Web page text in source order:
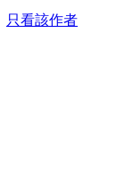
只看該作者